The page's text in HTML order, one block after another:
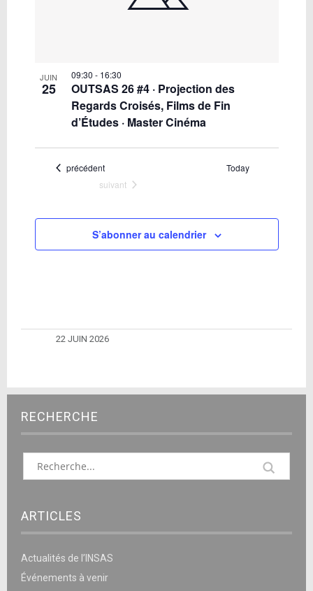
JUIN
25
09:30 - 16:30
OUTSAS 26 #4 · Projection des
Regards Croisés, Films de Fin
d’Études · Master Cinéma
Évènements
précédent
Today
Évènements
suivant
S’abonner au calendrier
22 JUIN 2026
RECHERCHE
ARTICLES
Actualités de l’INSAS
Événements à venir